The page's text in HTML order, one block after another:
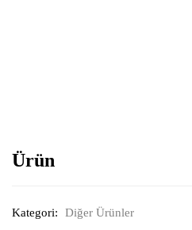
Ürün
Kategori: Diğer Ürünler